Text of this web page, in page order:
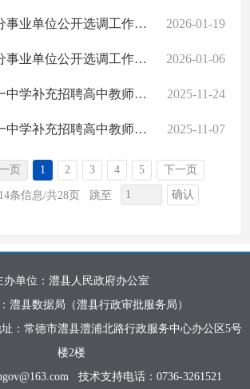
2026年澧县部分事业单位公开选调工作人员部分岗位延长报名时间的公告 2026-01-19
2026年澧县部分事业单位公开选调工作人员公告 2026-01-06
2025年澧县第一中学补充招聘高中教师拟聘用人员名单公示 2025-11-24
2025年澧县第一中学补充招聘高中教师体检补检合格人员公告 2025-11-07
页 1 2 3 4 5 下一页
条信息/共28页 跳至 确认
办单位：澧县人民政府办公室
澧县数据局（澧县行政审批服务局）
：常德市澧县澧浦北路行政服务中心办公区5号
楼2楼
技术支持电话：0736-3261521